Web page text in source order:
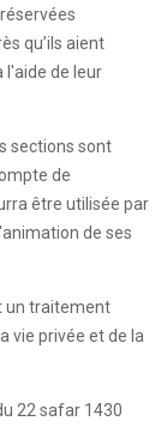
qu’ils aient
l'aide de leur
sections sont
de
être utilisée par
de ses
un traitement
vie privée et de la
22 safar 1430